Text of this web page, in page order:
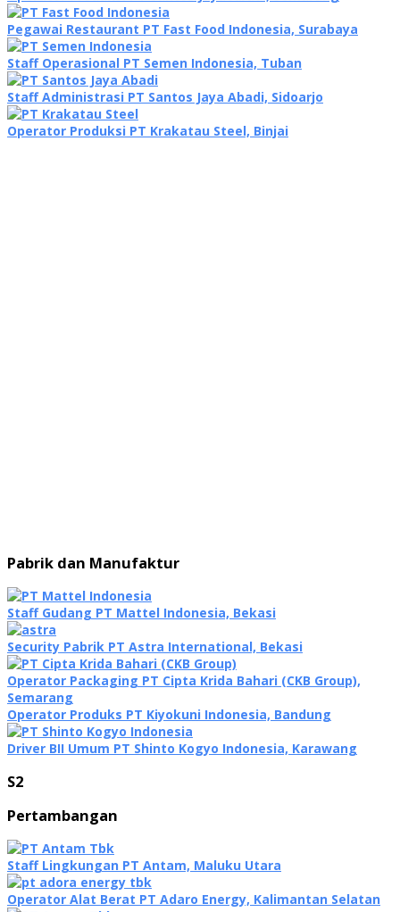
Pegawai Restaurant PT Fast Food Indonesia, Surabaya
Staff Operasional PT Semen Indonesia, Tuban
Staff Administrasi PT Santos Jaya Abadi, Sidoarjo
Operator Produksi PT Krakatau Steel, Binjai
Pabrik dan Manufaktur
Staff Gudang PT Mattel Indonesia, Bekasi
Security Pabrik PT Astra International, Bekasi
Operator Packaging PT Cipta Krida Bahari (CKB Group),
Semarang
Oреrаtоr Produks PT Kiyokuni Indonesia, Bandung
Driver BII Umum PT Shinto Kogyo Indonesia, Karawang
S2
Pertambangan
Staff Lingkungan PT Antam, Maluku Utara
Operator Alat Berat PT Adaro Energy, Kalimantan Selatan